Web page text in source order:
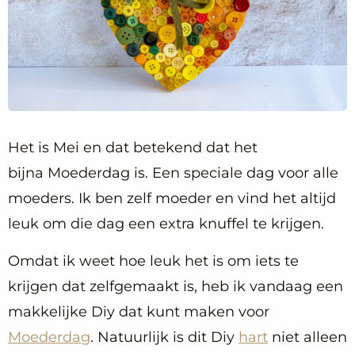
Het is Mei en dat betekend dat het
bijna Moederdag is. Een speciale dag voor alle
moeders. Ik ben zelf moeder en vind het altijd
leuk om die dag een extra knuffel te krijgen.
Omdat ik weet hoe leuk het is om iets te
krijgen dat zelfgemaakt is, heb ik vandaag een
makkelijke Diy dat kunt maken voor
Moederdag. Natuurlijk is dit Diy hart niet alleen